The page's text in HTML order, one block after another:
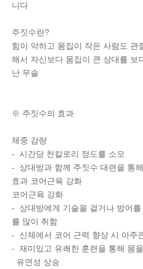
니다
주짓수란?
힘이 약하고 몸집이 작은 사람도 관
해서 자신보다 몸집이 큰 상대를 보
난 무술
※ 주짓수의 효과
체중 감량
- 시간당 천칼로리 정도를 소모
- 상대방과 함께 주짓수 대련을 통
효과 코어근육 강화
코어근육 강화
- 상대방에게 기술을 걸거나 방어
를 많이 취함
- 신체에서 코어 근력 향상 시 아주
- 재미있고 유쾌한 훈련을 통해 몸
유연성 상승